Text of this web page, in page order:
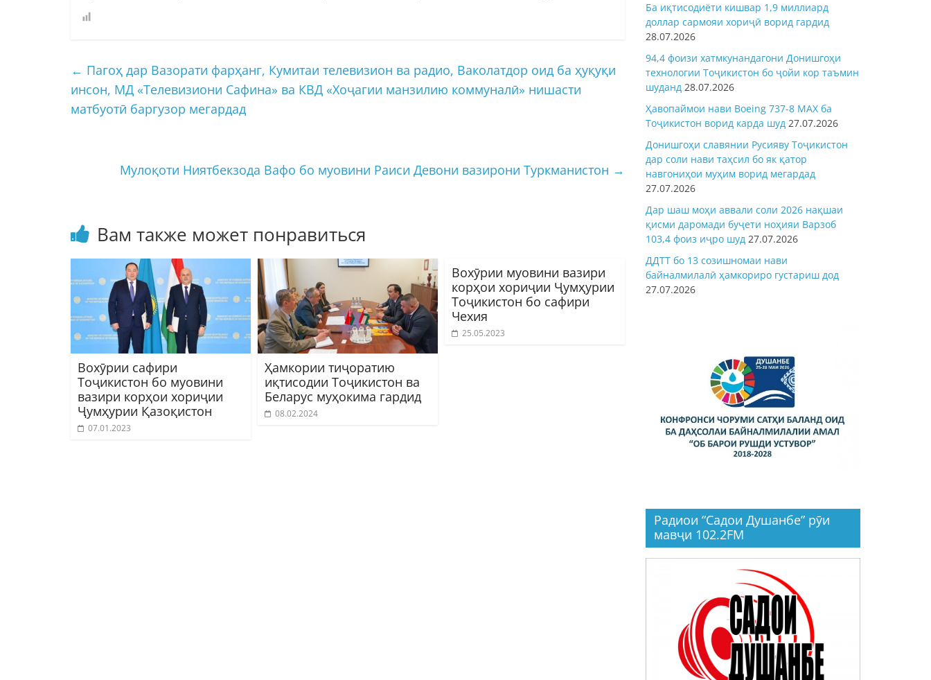
← Пагоҳ дар Вазорати фарҳанг, Кумитаи телевизион ва радио, Ваколатдор оид ба ҳуқуқи
инсон, МД «Телевизиони Сафина» ва КВД «Хоҷагии манзилию коммуналӣ» нишасти
матбуотӣ баргузор мегардад
Мулоқоти Ниятбекзода Вафо бо муовини Раиси Девони вазирони Туркманистон →
Вам также может понравиться
Вохӯрии сафири
Тоҷикистон бо муовини
вазири корҳои хориҷии
Ҷумҳурии Қазоқистон
07.01.2023
Ҳамкории тиҷоратию
иқтисодии Тоҷикистон ва
Беларус муҳокима гардид
08.02.2024
Вохӯрии муовини вазири
корҳои хориҷии Ҷумҳурии
Тоҷикистон бо сафири
Чехия
25.05.2023
Ба иқтисодиёти кишвар 1,9 миллиард
доллар сармояи хориҷӣ ворид гардид
28.07.2026
94,4 фоизи хатмкунандагони Донишгоҳи
технологии Тоҷикистон бо ҷойи кор таъмин
шуданд 28.07.2026
Ҳавопаймои нави Boeing 737-8 MAX ба
Тоҷикистон ворид карда шуд 27.07.2026
Донишгоҳи славянии Русияву Тоҷикистон
дар соли нави таҳсил бо як қатор
навгониҳои муҳим ворид мегардад
27.07.2026
Дар шаш моҳи аввали соли 2026 нақшаи
қисми даромади буҷети ноҳияи Варзоб
103,4 фоиз иҷро шуд 27.07.2026
ДДТТ бо 13 созишномаи нави
байналмилалӣ ҳамкориро густариш дод
27.07.2026
Радиои “Садои Душанбе” рӯи
мавҷи 102.2FM